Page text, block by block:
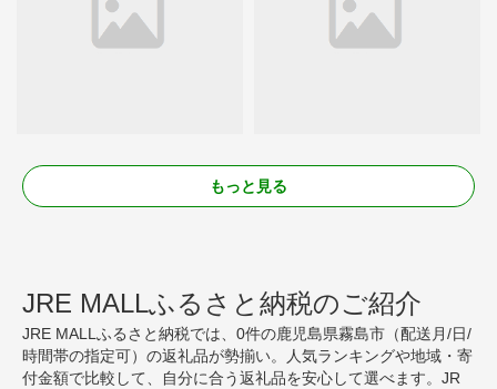
もっと見る
JRE MALLふるさと納税のご紹介
JRE MALLふるさと納税では、0件の鹿児島県霧島市（配送月/日/
時間帯の指定可）の返礼品が勢揃い。人気ランキングや地域・寄
付金額で比較して、自分に合う返礼品を安心して選べます。JR